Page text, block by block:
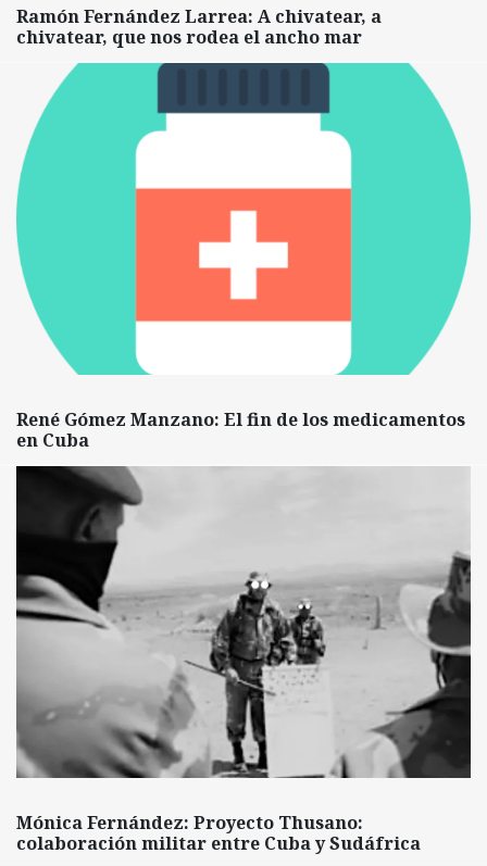
Ramón Fernández Larrea: A chivatear, a
chivatear, que nos rodea el ancho mar
René Gómez Manzano: El fin de los medicamentos
en Cuba
Mónica Fernández: Proyecto Thusano:
colaboración militar entre Cuba y Sudáfrica